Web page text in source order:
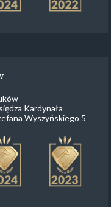
Kardynała
Wyszyńskiego 5